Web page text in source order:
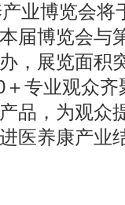
业博览会将
届博览会与
，展览面积
专业观众
品，为观众
医养康产业